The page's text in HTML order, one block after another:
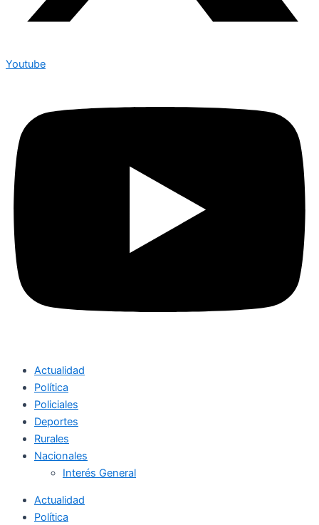
Youtube
Actualidad
Política
Policiales
Deportes
Rurales
Nacionales
Interés General
Actualidad
Política